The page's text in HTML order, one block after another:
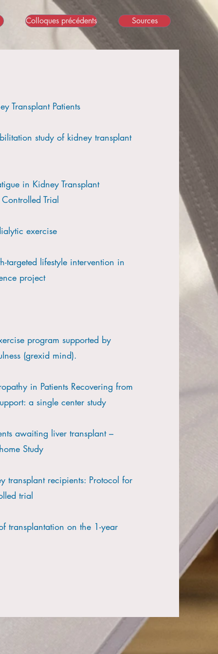
Colloques précédents Sources
Transplant Patients
study of kidney transplant
in Kidney Transplant
Trial
exercise
targeted lifestyle intervention in
project
program supported by
(grexid mind).
in Patients Recovering from
a single center study
awaiting liver transplant –
Study
transplant recipients: Protocol for
trial
transplantation on the 1-year